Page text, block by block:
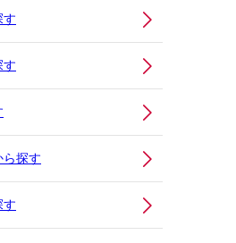
す
す
ら探す
す